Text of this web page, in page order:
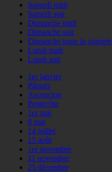
Samedi midi
Samedi soir
Dimanche midi
Dimanche soir
Dimanche toute la journée
Lundi midi
Lundi soir
1er janvier
Pâques
Ascencion
Pentecôte
1er mai
8 mai
14 juillet
15 août
1er novembre
11 novembre
25 décembre